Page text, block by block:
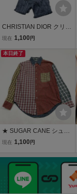
CHRISTIAN DIOR クリス
チャンディオール マフラ
シルク100% ペイズリー
総柄 トロッター マルチカ
ラー ペイズリー
現在 1,100 円
本日終了
★ SUGAR CANE シュガ
ーケーン 長袖シャツ チェ
イジーパターン トップス
マルチカラー M メンズ
現在 1,100 円